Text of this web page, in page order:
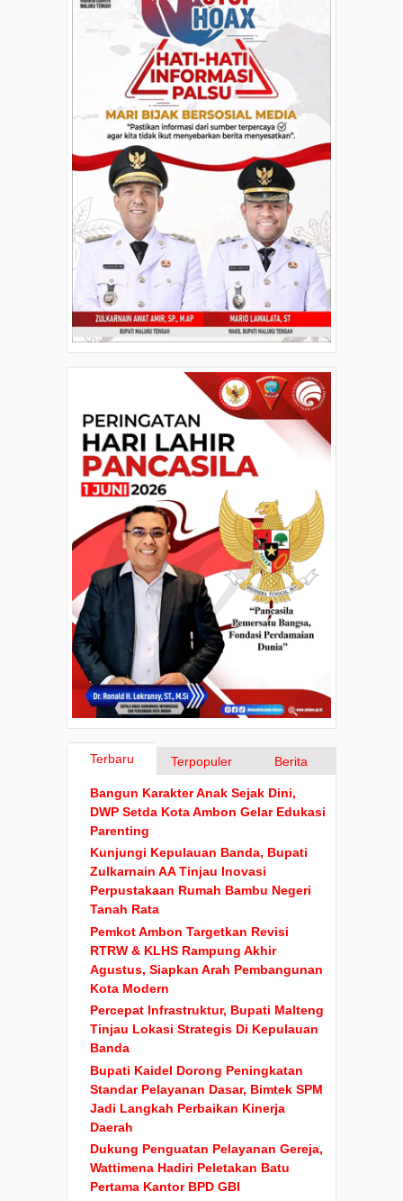
Terbaru Terpopuler Berita
Bangun Karakter Anak Sejak Dini,
DWP Setda Kota Ambon Gelar Edukasi
Parenting
Kunjungi Kepulauan Banda, Bupati
Zulkarnain AA Tinjau Inovasi
Perpustakaan Rumah Bambu Negeri
Tanah Rata
Pemkot Ambon Targetkan Revisi
RTRW & KLHS Rampung Akhir
Agustus, Siapkan Arah Pembangunan
Kota Modern
Percepat Infrastruktur, Bupati Malteng
Tinjau Lokasi Strategis Di Kepulauan
Banda
Bupati Kaidel Dorong Peningkatan
Standar Pelayanan Dasar, Bimtek SPM
Jadi Langkah Perbaikan Kinerja
Daerah
Dukung Penguatan Pelayanan Gereja,
Wattimena Hadiri Peletakan Batu
Pertama Kantor BPD GBI